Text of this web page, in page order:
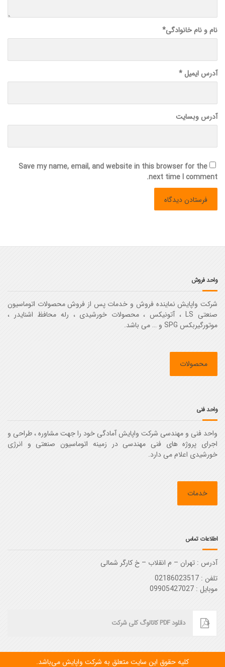
نام و نام خانوادگی*
آدرس ایمیل *
آدرس وبسایت
Save my name, email, and website in this browser for the
next time I comment.
واحد فروش
شرکت واپایش نماینده فروش و خدمات پس از فروش محصولات اتوماسیون
صنعتی LS ، آتونیکس ، محصولات خورشیدی ، رله محافظ اشنایدر ،
موتورگیربکس SPG و … می باشد.
محصولات
واحد فنی
واحد فنی و مهندسی شرکت واپایش آمادگی خود را جهت مشاوره ، طراحی و
اجرای پروژه های فنی مهندسی در زمینه اتوماسیون صنعتی و انرژی
خورشیدی اعلام می دارد.
خدمات
اطلاعات تماس
آدرس :‌ تهران – م انقلاب – خ کارگر شمالی
تلفن : 02186023517
موبایل : 09905427027
دانلود PDF کاتالوگ کلی شرکت
کليه حقوق اين سايت متعلق به شرکت واپایش می‌باشد.